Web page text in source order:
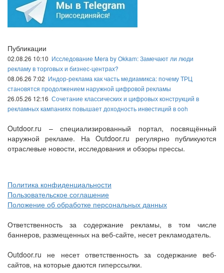
Публикации
02.08.26 10:10 Исследование Mera by Okkam: Замечают ли люди
рекламу в торговых и бизнес-центрах?
08.06.26 7:02 Индор-реклама как часть медиамикса: почему ТРЦ
становятся продолжением наружной цифровой рекламы
26.05.26 12:16 Сочетание классических и цифровых конструкций в
рекламных кампаниях повышает доходность инвестиций в ooh
Outdoor.ru – специализированный портал, посвящённый
наружной рекламе. На Outdoor.ru регулярно публикуются
отраслевые новости, исследования и обзоры прессы.
Политика конфиденциальности
Пользовательское соглашение
Положение об обработке персональных данных
Ответственность за содержание рекламы, в том числе
баннеров, размещенных на веб-сайте, несет рекламодатель.
Outdoor.ru не несет ответственность за содержание веб-
сайтов, на которые даются гиперссылки.